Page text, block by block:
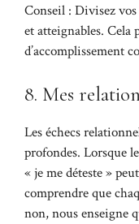
Conseil : Divisez
et atteignables. Cela
d’accomplissement
8. Mes
Les échecs
profondes. Lorsque
« je me déteste »
comprendre que
non, nous enseigne